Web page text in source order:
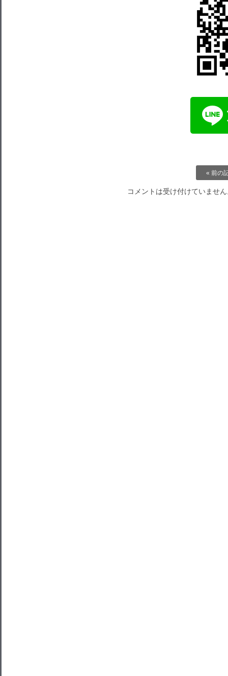
« 前の
コメントは受け付けていませ